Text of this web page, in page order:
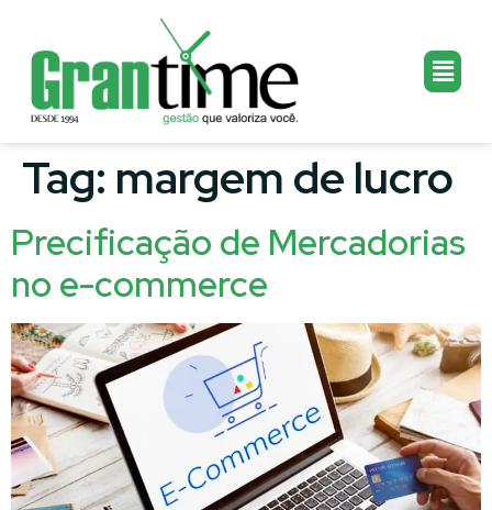
Tag: margem de lucro
Precificação de Mercadorias
no e-commerce